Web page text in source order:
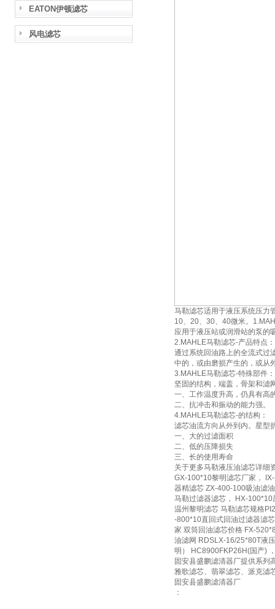
EATON伊顿滤芯
风电滤芯
马勒滤芯适用于液压系统压力
10、20、30、40微米。
应用于液压站或润滑站的泵的
2.MAHLE马勒滤芯-产品特点：
通过系统回油路上的全流式过
中的，或由磨损产生的，或从
3.MAHLE马勒滤芯-特殊部件：
坚固的结构，端盖，骨架和滤
一、工作温度升高，仍具有高
二、抗冲击和振动的能力强。
4.MAHLE马勒滤芯-的结构：
滤芯油流方向从外到内。星型
一、大的过滤面积
二、低的压降损失
三、长的使用寿命
关于更多马勒液压油滤芯详细
GX-100*10黎明滤芯厂家，
器精滤芯 ZX-400-100吸油滤
马勒过滤器滤芯， HX-
温州黎明滤芯 马勒滤芯规格
-800*10直回式回油过滤器滤
家 双筒回油滤芯价格 FX-
油滤网 RDSLX-16/25*80T液
明） HC8900FKP26H(国产)
固安县盛鹏滤清器厂提供系列
雅歌滤芯、翡翠滤芯、派克滤
固安县盛鹏滤清器厂
：